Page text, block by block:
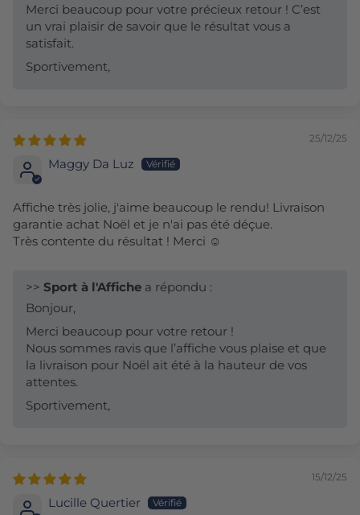
Merci beaucoup pour votre précieux retour ! C’est
un vrai plaisir de savoir que le résultat vous a
satisfait.
Sportivement,
25/12/25
Maggy Da Luz
Affiche très jolie, j'aime beaucoup le rendu! Livraison
garantie achat Noël et je n'ai pas été déçue.
Très contente du résultat ! Merci ☺️
>> Sport à l'Affiche a répondu :
Bonjour,
Merci beaucoup pour votre retour !
Nous sommes ravis que l’affiche vous plaise et que
la livraison pour Noël ait été à la hauteur de vos
attentes.
Sportivement,
15/12/25
Lucille Quertier